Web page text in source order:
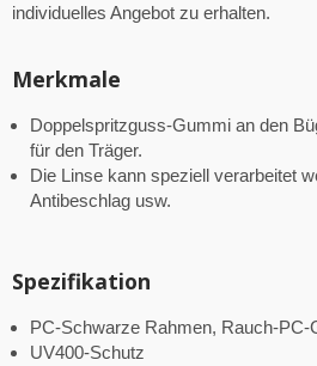
individuelles Angebot zu erhalten.
Merkmale
Doppelspritzguss-Gummi an den
für den Träger.
Die Linse kann speziell verarbeitet
Antibeschlag usw.
Spezifikation
PC-Schwarze Rahmen, Rauch-PC-
UV400-Schutz